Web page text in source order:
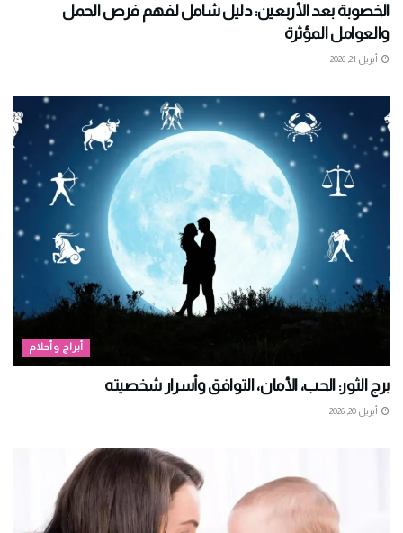
الخصوبة بعد الأربعين: دليل شامل لفهم فرص الحمل
والعوامل المؤثرة
أبريل 21, 2026
أبراج وأحلام
برج الثور: الحب، الأمان، التوافق وأسرار شخصيته
أبريل 20, 2026